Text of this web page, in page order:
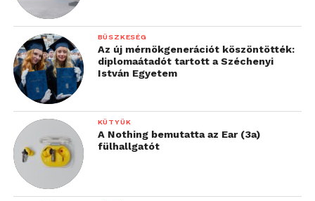
BÜSZKESÉG
Az új mérnökgenerációt köszöntötték:
diplomaátadót tartott a Széchenyi
István Egyetem
KÜTYÜK
A Nothing bemutatta az Ear (3a)
fülhallgatót